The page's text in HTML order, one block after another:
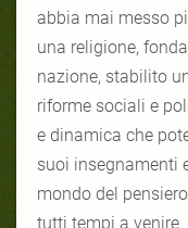
abbia mai messo
una religione,
nazione, stabilito
riforme sociali e
e dinamica che
suoi insegnamenti
mondo del
tutti tempi a venire.